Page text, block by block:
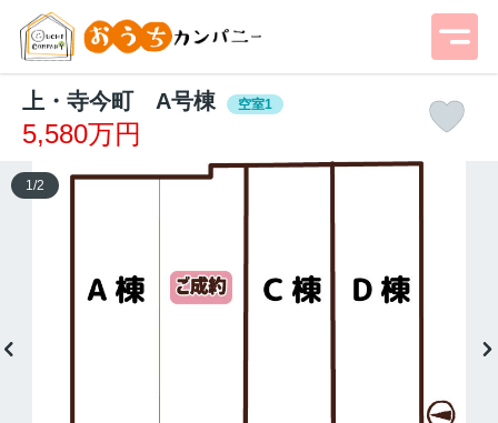
上・寺今町 A号棟 空室1
5,580万円
1 /2